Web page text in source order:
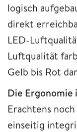
logisch
direkt
LED-
Luftqualität
Gelb bis Rot
Die Ergonomie
Erachtens
einseitig